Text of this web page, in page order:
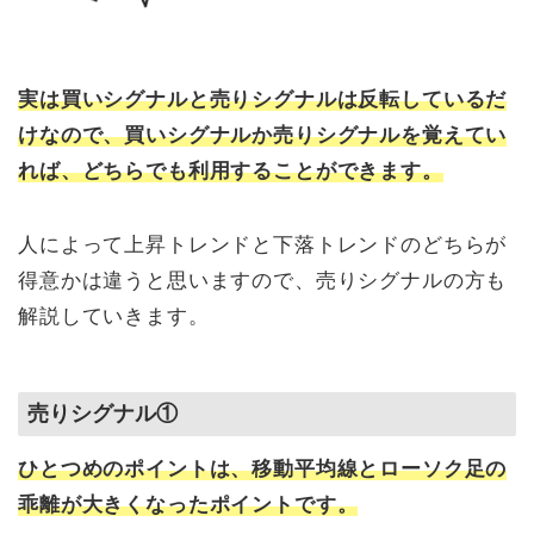
実は買いシグナルと売りシグナルは反転しているだ
けなので、買いシグナルか売りシグナルを覚えてい
れば、どちらでも利用することができます。
人によって上昇トレンドと下落トレンドのどちらが
得意かは違うと思いますので、売りシグナルの方も
解説していきます。
売りシグナル①
ひとつめのポイントは、移動平均線とローソク足の
乖離が大きくなったポイントです。